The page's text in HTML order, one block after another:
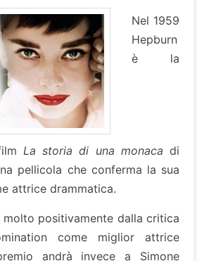
Nel 1959
Hepburn
è la
La storia di una monaca di
pellicola che conferma la sua
attrice drammatica.
positivamente dalla critica
come miglior attrice
andrà invece a Simone